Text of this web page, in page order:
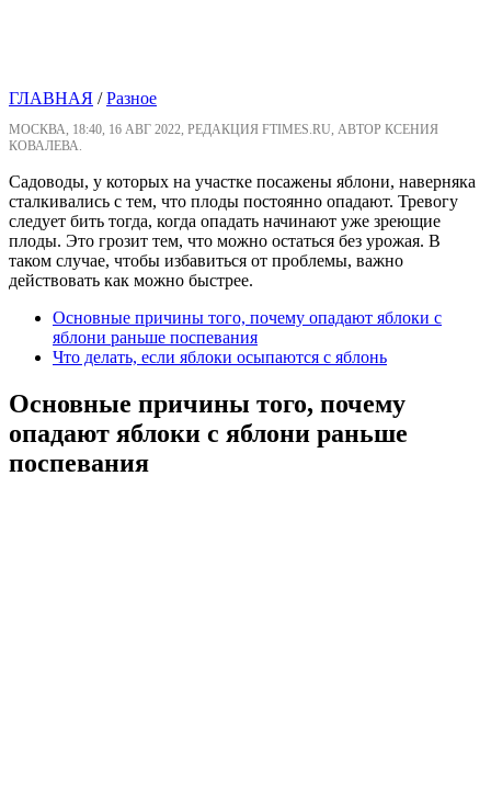
ГЛАВНАЯ /Разное
МОСКВА, 18:40, 16 АВГ 2022, РЕДАКЦИЯ FTIMES.RU, АВТОР КСЕНИЯ
КОВАЛЕВА.
Садоводы, у которых на участке посажены яблони, наверняка
сталкивались с тем, что плоды постоянно опадают. Тревогу
следует бить тогда, когда опадать начинают уже зреющие
плоды. Это грозит тем, что можно остаться без урожая. В
таком случае, чтобы избавиться от проблемы, важно
действовать как можно быстрее.
Основные причины того, почему опадают яблоки с
яблони раньше поспевания
Что делать, если яблоки осыпаются с яблонь
Основные причины того, почему
опадают яблоки с яблони раньше
поспевания